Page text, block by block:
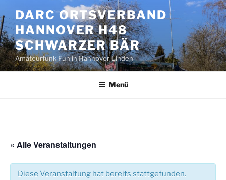
Inhalt
springen
DARC ORTSVERBAND
HANNOVER H48
SCHWARZER BÄR
Amateurfunk Fun in Hannover-Linden
Menü
« Alle Veranstaltungen
Diese Veranstaltung hat bereits stattgefunden.